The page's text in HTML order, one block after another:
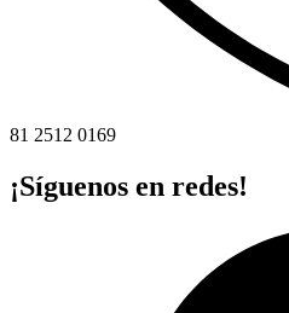
81 2512 0169
¡Síguenos en redes!